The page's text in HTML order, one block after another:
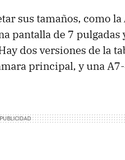
sus tamaños, como la
pantalla de 7 pulgadas
dos versiones de la
principal, y una